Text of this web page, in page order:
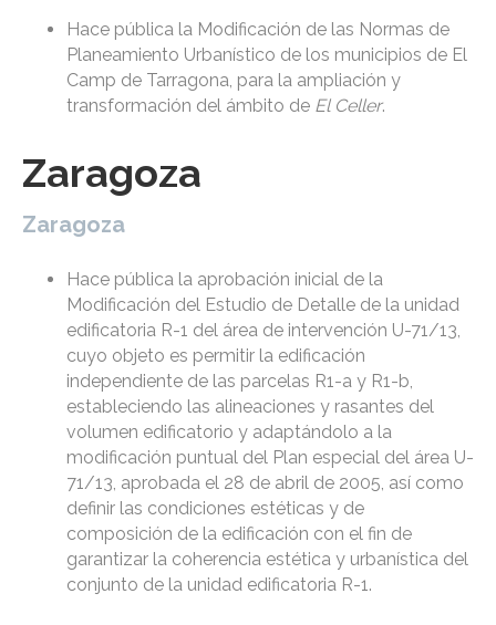
Hace pública la Modificación de las Normas de
Planeamiento Urbanístico de los municipios de El
Camp de Tarragona, para la ampliación y
transformación del ámbito de El Celler.
Zaragoza
Zaragoza
Hace pública la aprobación inicial de la
Modificación del Estudio de Detalle de la unidad
edificatoria R-1 del área de intervención U-71/13,
cuyo objeto es permitir la edificación
independiente de las parcelas R1-a y R1-b,
estableciendo las alineaciones y rasantes del
volumen edificatorio y adaptándolo a la
modificación puntual del Plan especial del área U-
71/13, aprobada el 28 de abril de 2005, así como
definir las condiciones estéticas y de
composición de la edificación con el fin de
garantizar la coherencia estética y urbanística del
conjunto de la unidad edificatoria R-1.